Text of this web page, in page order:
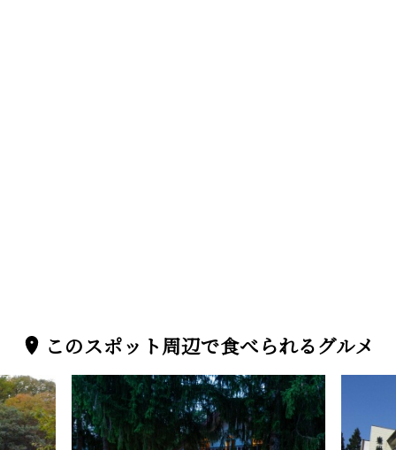
このスポット周辺で食べられるグルメ